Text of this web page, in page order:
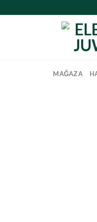
MAĞAZA